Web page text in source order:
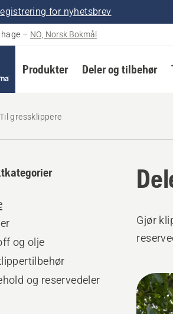
for nyhetsbrev
– NO, Norsk Bokmål
Produkter Deler og tilbehør
Til gressklippere
og olje
og reservedeler
Gjør
Alle